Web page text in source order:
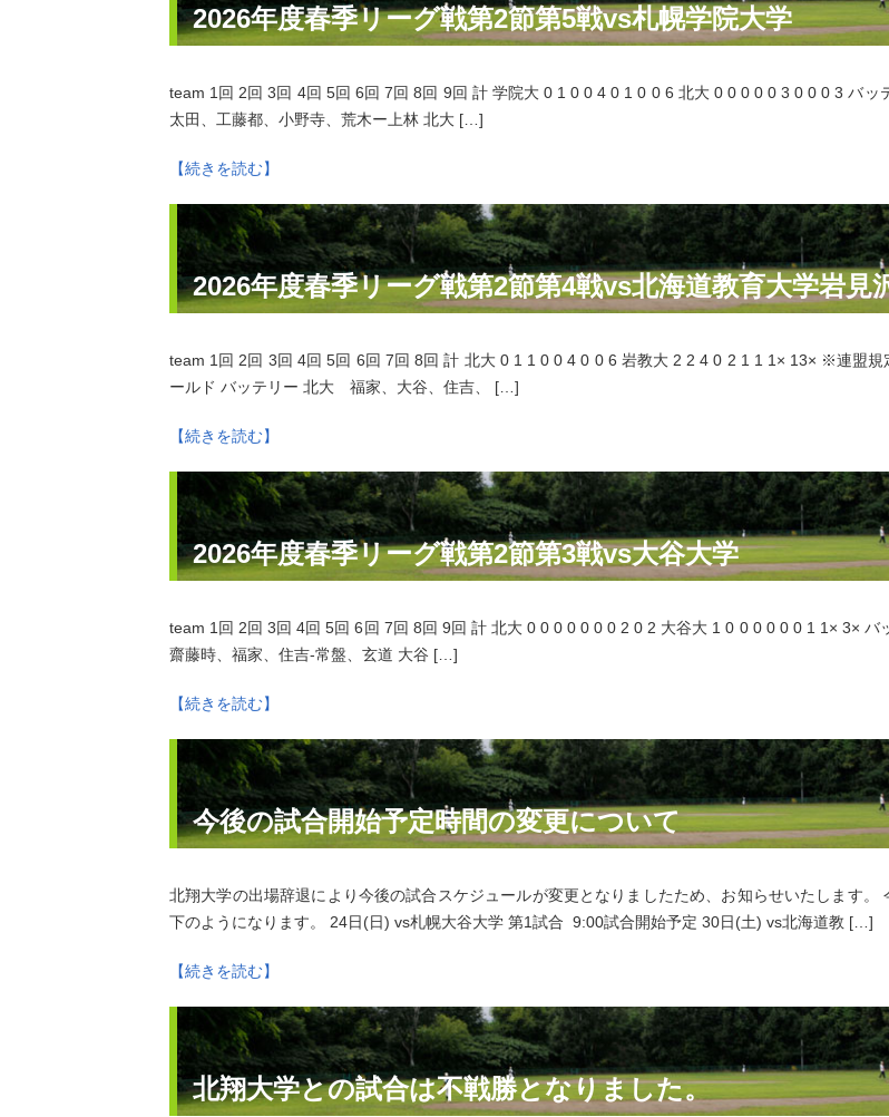
2026年度春季リーグ戦第2節第5戦vs札幌学院大学
team 1回 2回 3回 4回 5回 6回 7回 8回 9回 計 学院大 0 1 0 0 4 0 1 0 0 6 北大 0 0 0 0 0 3 0 0 0 3 バッ
太田、工藤都、小野寺、荒木ー上林 北大 […]
【続きを読む】
2026年度春季リーグ戦第2節第4戦vs北海道教育大学岩見
team 1回 2回 3回 4回 5回 6回 7回 8回 計 北大 0 1 1 0 0 4 0 0 6 岩教大 2 2 4 0 2 1 1 1× 13× ※連盟規
ールド バッテリー 北大 福家、大谷、住吉、 […]
【続きを読む】
2026年度春季リーグ戦第2節第3戦vs大谷大学
team 1回 2回 3回 4回 5回 6回 7回 8回 9回 計 北大 0 0 0 0 0 0 0 2 0 2 大谷大 1 0 0 0 0 0 0 1 1× 3×
齋藤時、福家、住吉‐常盤、玄道 大谷 […]
【続きを読む】
今後の試合開始予定時間の変更について
北翔大学の出場辞退により今後の試合スケジュールが変更となりましたため、お知らせいたします。
下のようになります。 24日(日) vs札幌大谷大学 第1試合 9:00試合開始予定 30日(土) vs北海道教 […]
【続きを読む】
北翔大学との試合は不戦勝となりました。